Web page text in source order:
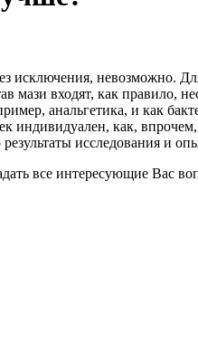
исключения, невозможно.
мази входят, как
анальгетика, и как
индивидуален, как,
исследования и
все интересующие Вас